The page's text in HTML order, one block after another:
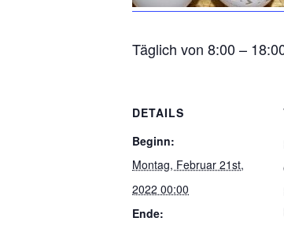
Täglich von 8:00 –
DETAILS
Beginn:
Montag, Februar 21st,
2022 00:00
Ende: